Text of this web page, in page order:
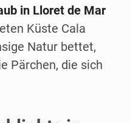
in Lloret de Mar
Küste Cala
Natur bettet,
Pärchen, die sich